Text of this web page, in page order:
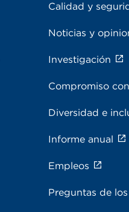
Calidad y
Noticias y
Investigación
Compromiso
Diversidad e
Informe anual
Empleos
Preguntas de